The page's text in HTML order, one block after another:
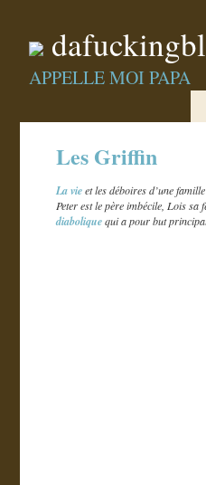
APPELLE MOI PAPA
Les Griffin
La vieet les déboires d’une
Peter est le père imbécile, Lois
diaboliquequi a pour but